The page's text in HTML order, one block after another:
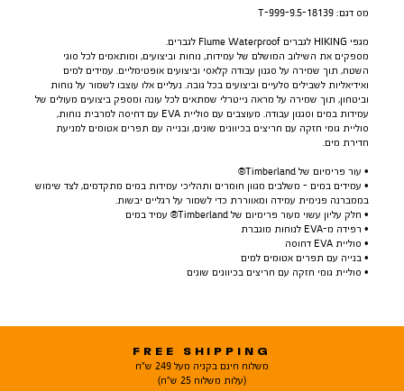
מס דגם: 18139-T-999-9.5
מגפי HIKING לגברים Flume Waterproof לגברים.
מספקים את השילוב המושלם של עמידות, נוחות וביצועים, ומותאמים לכל סוגי
השטח, תוך שמירה על סגנון עבודה קלאסי וביצועים אופטימליים. עמידים למים
ואידיאליות לשבילים סלעיים וביצועים בכל גובה. נעליים אלו עוצבו לשמור על נוחות
וביטחון, תוך שמירה על מראה נייטרלי שמתאים לכל עונה ומספק ביצועים מעולים של
עמידות במים וסגנון עבודה. מעוצבים עם סוליית EVA עם דחיסה למרבית נוחות,
סוליית גומי חזקה עם חריצים בכיוונים שונים, ובנייה עם תפרים אטומים למניעת
חדירת מים.
• עור פרימיום של Timberland®
• עמידים במים - משלבים מגוון חומרים ותהליכי עמידות במים מתקדמים, לצד שימוש
בממברנה פנימית עמידה ומאווררת כדי לשמור על רגליים יבשות.
• חלק עליון עשוי מעור פרימיום של Timberland® עמיד במים
• רפידה מ-EVA לנוחות מוגברת
• סוליית EVA דחוסה
• בנייה עם תפרים אטומים למים
• סוליית גומי חזקה עם חריצים בכיוונים שונים
FREE SHIPPING
משלוח חינם בקניה מעל 249 ש"ח
(עלות משלוח 25 ש"ח)